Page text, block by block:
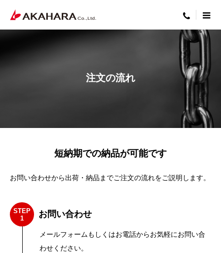
menu
注文の流れ
短納期での納品が可能です
お問い合わせから出荷・納品までご注文の流れをご説明します。
STEP
1
お問い合わせ
メールフォームもしくはお電話からお気軽にお問い合
わせください。